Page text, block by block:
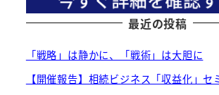
最近の投稿
「戦略」は静かに、「戦術」は大胆に
【開催報告】相続ビジネス「収益化」セ